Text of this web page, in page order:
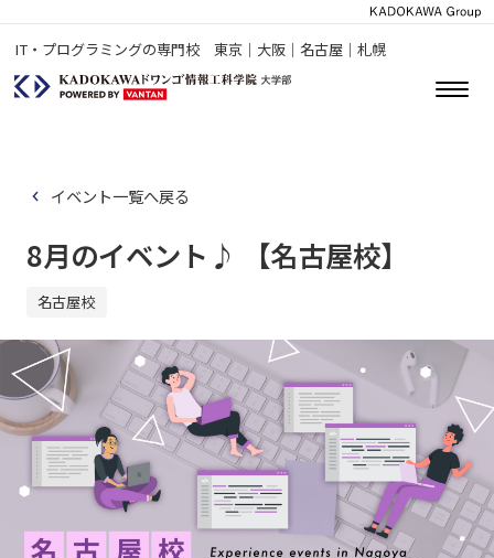
IT・プログラミングの専門校 東京｜大阪｜名古屋｜札幌
イベント一覧へ戻る
8月のイベント♪ 【名古屋校】
名古屋校